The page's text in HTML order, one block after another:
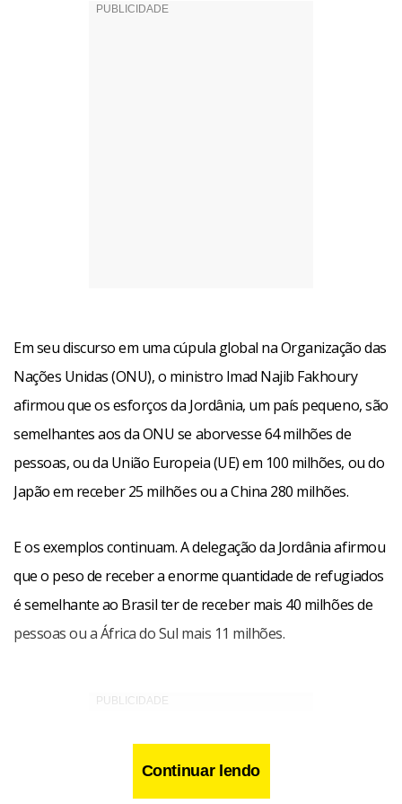
Em seu discurso em uma cúpula global na Organização das
Nações Unidas (ONU), o ministro Imad Najib Fakhoury
afirmou que os esforços da Jordânia, um país pequeno, são
semelhantes aos da ONU se aborvesse 64 milhões de
pessoas, ou da União Europeia (UE) em 100 milhões, ou do
Japão em receber 25 milhões ou a China 280 milhões.
E os exemplos continuam. A delegação da Jordânia afirmou
que o peso de receber a enorme quantidade de refugiados
é semelhante ao Brasil ter de receber mais 40 milhões de
pessoas ou a África do Sul mais 11 milhões.
Continuar lendo